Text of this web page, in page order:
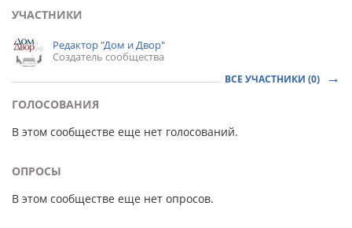
УЧАСТНИКИ
Редактор "Дом и Двор"
Создатель сообщества
ВСЕ УЧАСТНИКИ (0)
ГОЛОСОВАНИЯ
В этом сообществе еще нет голосований.
ОПРОСЫ
В этом сообществе еще нет опросов.